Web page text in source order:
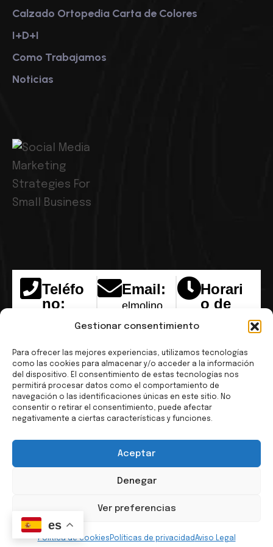
Gestionar consentimiento
Para ofrecer las mejores experiencias, utilizamos tecnologías
como las cookies para almacenar y/o acceder a la información
del dispositivo. El consentimiento de estas tecnologías nos
permitirá procesar datos como el comportamiento de
navegación o las identificaciones únicas en este sitio. No
consentir o retirar el consentimiento, puede afectar
negativamente a ciertas características y funciones.
Aceptar
Denegar
Ver preferencias
Política de cookies Políticas de privacidadAviso Legal
Calzado Ortopedia Carta de Colores
I+D+I
Como Trabajamos
Noticias
Teléfo
no:
+ 34 965
Email:
elmolino
@icelmoli
Horari
o de
Lun –
Jue:
8:00Am-
5:00pm
Vie:
8:00Am-
© Copyright El Molinio 2026 Página web creada por
es